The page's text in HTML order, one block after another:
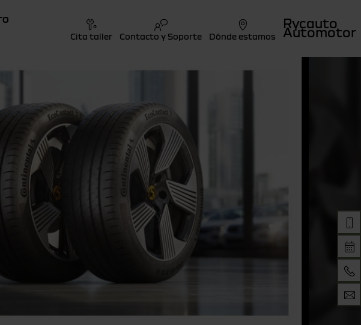
Cita taller Contacto y Soporte Dónde estamos
Rycauto
Automotor